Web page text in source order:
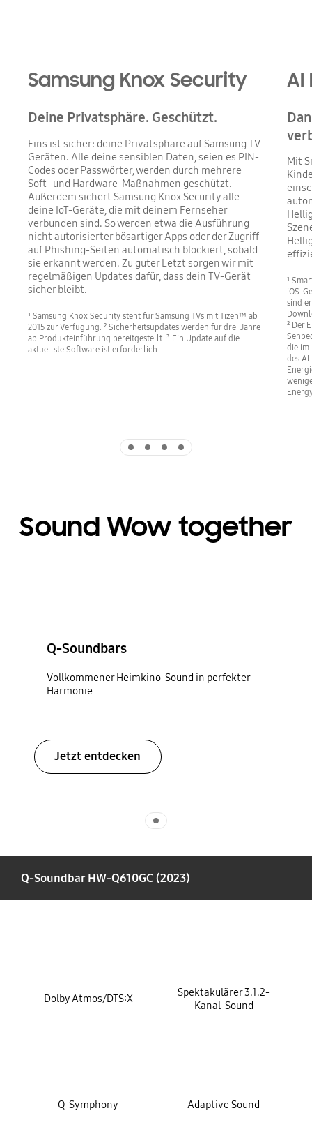
Samsung Knox Security
Deine Privatsphäre. Geschützt.
Eins ist sicher: deine Privatsphäre auf Samsung TV-
Geräten. Alle deine sensiblen Daten, seien es PIN-
Codes oder Passwörter, werden durch mehrere
Soft- und Hardware-Maßnahmen geschützt.
Außerdem sichert Samsung Knox Security alle
deine IoT-Geräte, die mit deinem Fernseher
verbunden sind. So werden etwa die Ausführung
nicht autorisierter bösartiger Apps oder der Zugriff
auf Phishing-Seiten automatisch blockiert, sobald
sie erkannt werden. Zu guter Letzt sorgen wir mit
regelmäßigen Updates dafür, dass dein TV-Gerät
sicher bleibt.
¹ Samsung Knox Security steht für Samsung TVs mit Tizen™ ab
2015 zur Verfügung. ² Sicherheitsupdates werden für drei Jahre
ab Produkteinführung bereitgestellt. ³ Ein Update auf die
aktuellste Software ist erforderlich.
AI
Mit
¹
iOS-
sind
² Der
die im
des
Sound Wow together
Q-Soundbars
Vollkommener Heimkino-Sound in perfekter
Harmonie
Jetzt entdecken
Q-Soundbar HW-Q610GC (2023)
Dolby Atmos/DTS:X
Spektakulärer 3.1.2-
Kanal-Sound
Q-Symphony Adaptive Sound